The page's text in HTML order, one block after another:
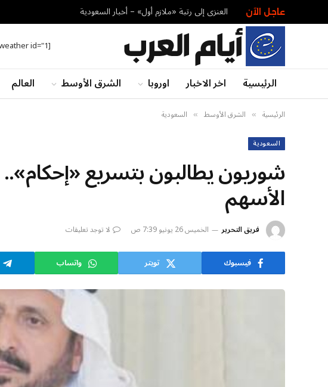
عاجل الآن العنزي إلى رتبة «ملازم أول» – أخبار السعودية
[elfsight_weather id="1"]
الرئيسية اخر الاخبار اوروبا الشرق الأوسط العالم
الرئيسية » الشرق الأوسط » السعودية
السعودية
شوريون يطالبون بتسريع
الأسهم
فريق التحرير الخميس 26 يونيو 7:39 ص لا توجد تعليقات
فيسبوك تويتر واتساب